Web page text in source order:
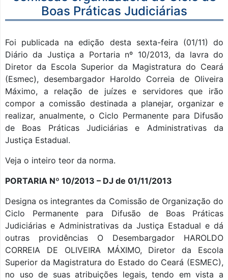
Boas Práticas Judiciárias
Foi publicada na edição desta sexta-feira (01/11) do
Diário da Justiça a Portaria nº 10/2013, da lavra do
Diretor da Escola Superior da Magistratura do Ceará
(Esmec), desembargador Haroldo Correia de Oliveira
Máximo, a relação de juízes e servidores que irão
compor a comissão destinada a planejar, organizar e
realizar, anualmente, o Ciclo Permanente para Difusão
de Boas Práticas Judiciárias e Administrativas da
Justiça Estadual.
Veja o inteiro teor da norma.
PORTARIA Nº 10/2013 – DJ de 01/11/2013
Designa os integrantes da Comissão de Organização do
Ciclo Permanente para Difusão de Boas Práticas
Judiciárias e Administrativas da Justiça Estadual e dá
outras providências O Desembargador HAROLDO
CORREIA DE OLIVEIRA MÁXIMO, Diretor da Escola
Superior da Magistratura do Estado do Ceará (ESMEC),
no uso de suas atribuições legais, tendo em vista a